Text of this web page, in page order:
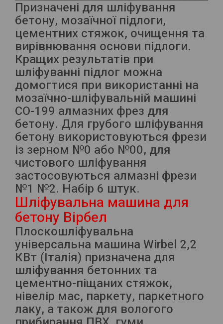
Призначені для шліфування
бетону, мозаїчної підлоги,
цементних стяжок, очищення та
вирівнювання основи підлоги.
Кращих результатів при
шліфуванні підлог можна
домогтися при використанні на
мозаїчно-шліфувальній машині
СО-199 алмазних фрез для
бетону. Для грубого шліфування
бетону використовуються фрези
із зерном №0 або №00, для
чистового шліфування
застосовуються алмазні фрези
№1 №2. Набір 6 штук.
Шліфувальна машина для
бетону Вірбел
Плоскошліфувальна
універсальна машина Wirbel 2,2
КВт (Італія) призначена для
шліфування бетонних та
цементно-піщаних стяжок,
нівелір мас, паркету, паркетного
лаку, а також для вологого